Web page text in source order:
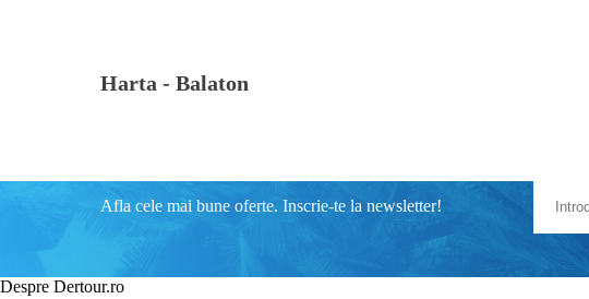
Harta - Balaton
Afla cele mai bune oferte. Inscrie-te la newsletter!
Despre Dertour.ro